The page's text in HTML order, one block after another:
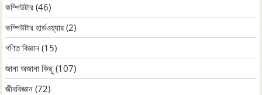
কম্পিউটার (46)
কম্পিউটার হার্ডওয়্যার (2)
গণিত বিজ্ঞান (15)
জানা অজানা কিছু (107)
জীববিজ্ঞান (72)